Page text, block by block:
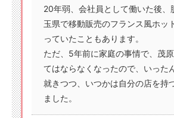
20年弱、会社員として働いた後、
玉県で移動販売のフランス風ホッ
っていたこともあります。
ただ、5年前に家庭の事情で、茂
てはならなくなったので、いった
就きつつ、いつかは自分の店を持
ました。